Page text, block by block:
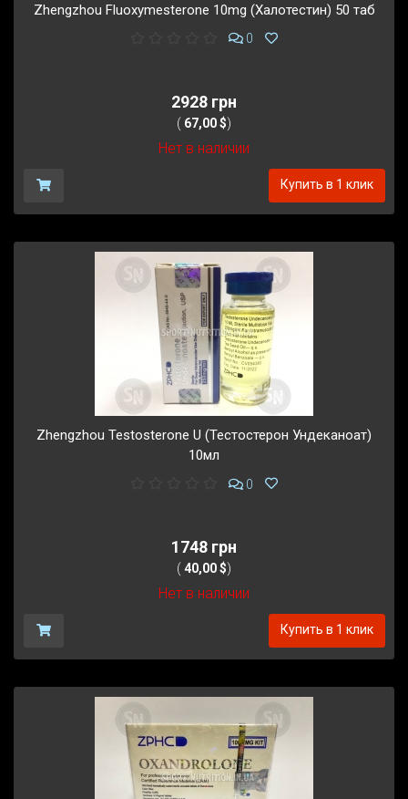
Zhengzhou Fluoxymesterone 10mg (Халотестин) 50 таб
0
2928 грн
( 67,00 $)
Нет в наличии
Купить в 1 клик
Zhengzhou Testosterone U (Тестостерон Ундеканоат)
10мл
0
1748 грн
( 40,00 $)
Нет в наличии
Купить в 1 клик